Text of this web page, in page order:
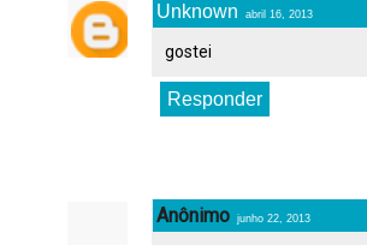
Unknown abril 16, 2013
gostei
Responder
Anônimo junho 22, 2013